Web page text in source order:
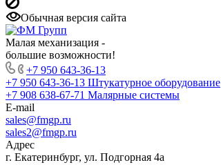
Обычная версия сайта
Малая механизация -
большие возможности!
+7 950 643-36-13
+7 950 643-36-13 Штукатурное оборудование
+7 908 638-67-71 Малярные системы
E-mail
sales@fmgp.ru
sales2@fmgp.ru
Адрес
г. Екатеринбург, ул. Подгорная 4а